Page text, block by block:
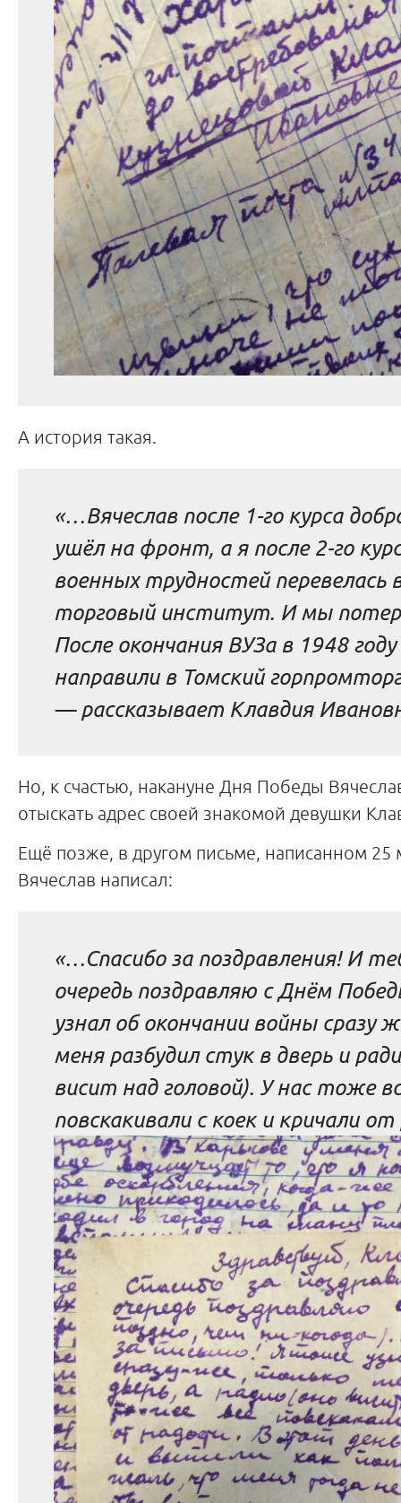
А история такая.
«…Вячеслав после 1-го курса
ушёл на фронт, а я после 2-го
военных трудностей перевелась
торговый институт. И мы
После окончания ВУЗа в 1948
направили в Томский
— рассказывает Клавдия
Но, к счастью, накануне Дня Победы
отыскать адрес своей знакомой девушки
Ещё позже, в другом письме, написанном 25
Вячеслав написал:
«…Спасибо за поздравления! И
очередь поздравляю с Днём
узнал об окончании войны сразу
меня разбудил стук в дверь и
висит над головой). У нас тоже
повскакивали с коек и кричали